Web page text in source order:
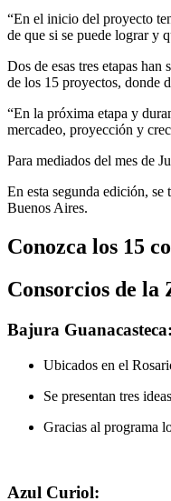
“En el inicio del proyecto
de que si se puede lograr y
Dos de esas tres etapas
de los 15 proyectos, donde
“En la próxima etapa y
mercadeo, proyección y
Para mediados del mes de
En esta segunda edición,
Buenos Aires.
Conozca los 15
Consorcios de la
Bajura Guanacasteca:
Ubicados en el
Se presentan tres
Gracias al programa
Azul Curiol: